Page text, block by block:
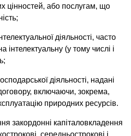
цінностей, або послугам, що
діяльності, часто
інтелектуальну (у тому числі і
діяльності, надані
включаючи, зокрема,
природних ресурсів.
закордонні капіталовкладення
середньострокові і